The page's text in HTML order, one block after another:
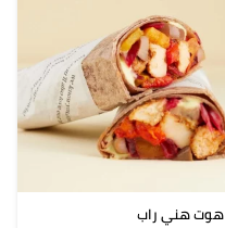
هوت هني راب